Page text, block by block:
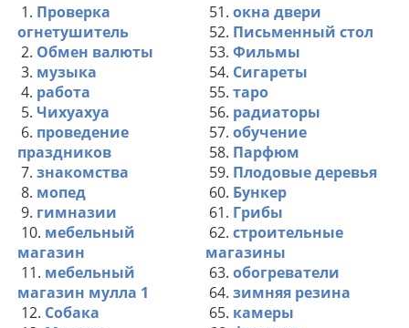
1. Проверка
огнетушитель
2. Обмен валюты
3. музыка
4. работа
5. Чихуахуа
6. проведение
праздников
7. знакомства
8. мопед
9. гимназии
10. мебельный
магазин
11. мебельный
магазин мулла 1
12. Собака
51. окна двери
52. Письменный стол
53. Фильмы
54. Сигареты
55. таро
56. радиаторы
57. обучение
58. Парфюм
59. Плодовые деревья
60. Бункер
61. Грибы
62. строительные
магазины
63. обогреватели
64. зимняя резина
65. камеры